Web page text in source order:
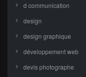
d communication
design
design graphique
développement web
devis photographe